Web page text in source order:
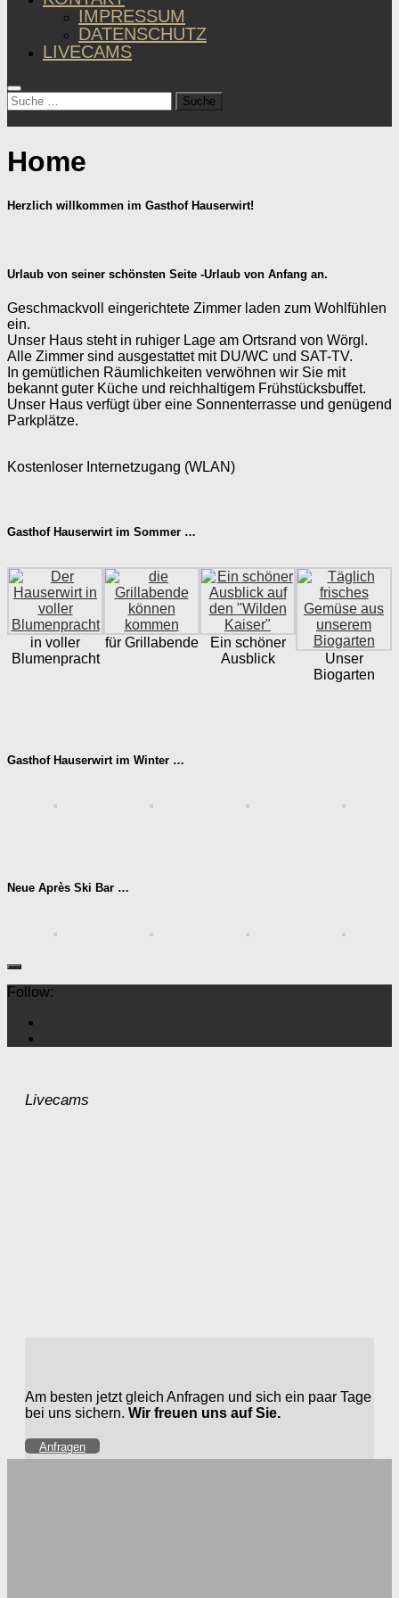
IMPRESSUM
DATENSCHUTZ
LIVECAMS
Suche
nach:
Home
Herzlich willkommen im Gasthof Hauserwirt!
Urlaub von seiner schönsten Seite -Urlaub von Anfang an.
Geschmackvoll eingerichtete Zimmer laden zum Wohlfühlen
ein.
Unser Haus steht in ruhiger Lage am Ortsrand von Wörgl.
Alle Zimmer sind ausgestattet mit DU/WC und SAT-TV.
In gemütlichen Räumlichkeiten verwöhnen wir Sie mit
bekannt guter Küche und reichhaltigem Frühstücksbuffet.
Unser Haus verfügt über eine Sonnenterrasse und genügend
Parkplätze.
Kostenloser Internetzugang (WLAN)
Gasthof Hauserwirt im Sommer …
in voller
Blumenpracht
für Grillabende
Ein schöner
Ausblick
Unser
Biogarten
Gasthof Hauserwirt im Winter …
Neue Après Ski Bar …
Follow:
Livecams
Am besten jetzt gleich Anfragen und sich ein paar Tage
bei uns sichern. Wir freuen uns auf Sie.
Anfragen